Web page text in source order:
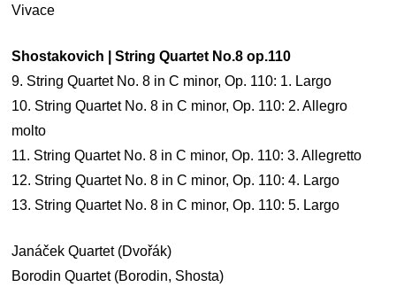
Vivace
Shostakovich | String Quartet No.8 op.110
9. String Quartet No. 8 in C minor, Op. 110: 1. Largo
10. String Quartet No. 8 in C minor, Op. 110: 2. Allegro
molto
11. String Quartet No. 8 in C minor, Op. 110: 3. Allegretto
12. String Quartet No. 8 in C minor, Op. 110: 4. Largo
13. String Quartet No. 8 in C minor, Op. 110: 5. Largo
Janáček Quartet (Dvořák)
Borodin Quartet (Borodin, Shosta)